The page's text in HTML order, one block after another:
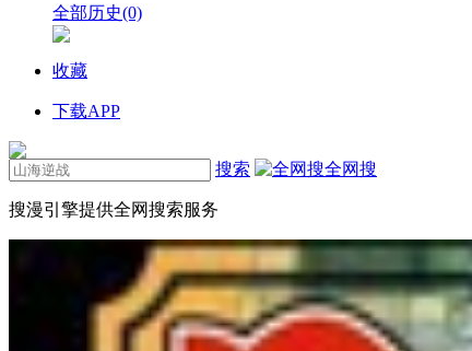
全部历史(0)
收藏
下载APP
搜索 全网搜
搜漫引擎提供全网搜索服务